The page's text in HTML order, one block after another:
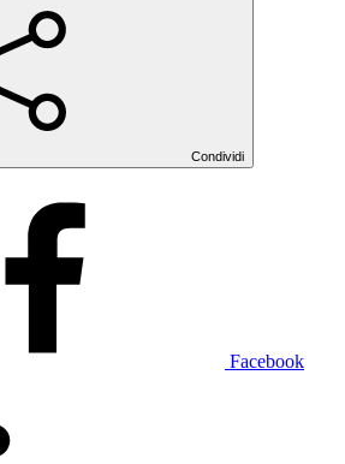
Condividi
Facebook